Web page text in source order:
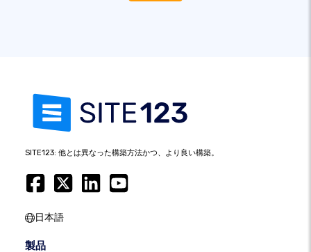
SITE123: 他とは異なった構築方法かつ、より良い構築。
日本語
製品